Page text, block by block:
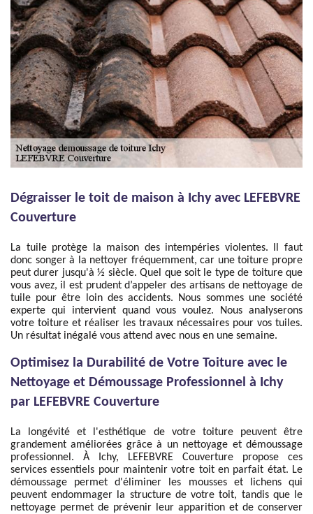
Dégraisser le toit de maison à Ichy avec LEFEBVRE
Couverture
La tuile protège la maison des intempéries violentes. Il faut
donc songer à la nettoyer fréquemment, car une toiture propre
peut durer jusqu'à ½ siècle. Quel que soit le type de toiture que
vous avez, il est prudent d’appeler des artisans de nettoyage de
tuile pour être loin des accidents. Nous sommes une société
experte qui intervient quand vous voulez. Nous analyserons
votre toiture et réaliser les travaux nécessaires pour vos tuiles.
Un résultat inégalé vous attend avec nous en une semaine.
Optimisez la Durabilité de Votre Toiture avec le
Nettoyage et Démoussage Professionnel à Ichy
par LEFEBVRE Couverture
La longévité et l'esthétique de votre toiture peuvent être
grandement améliorées grâce à un nettoyage et démoussage
professionnel. À Ichy, LEFEBVRE Couverture propose ces
services essentiels pour maintenir votre toit en parfait état. Le
démoussage permet d'éliminer les mousses et lichens qui
peuvent endommager la structure de votre toit, tandis que le
nettoyage permet de prévenir leur apparition et de conserver